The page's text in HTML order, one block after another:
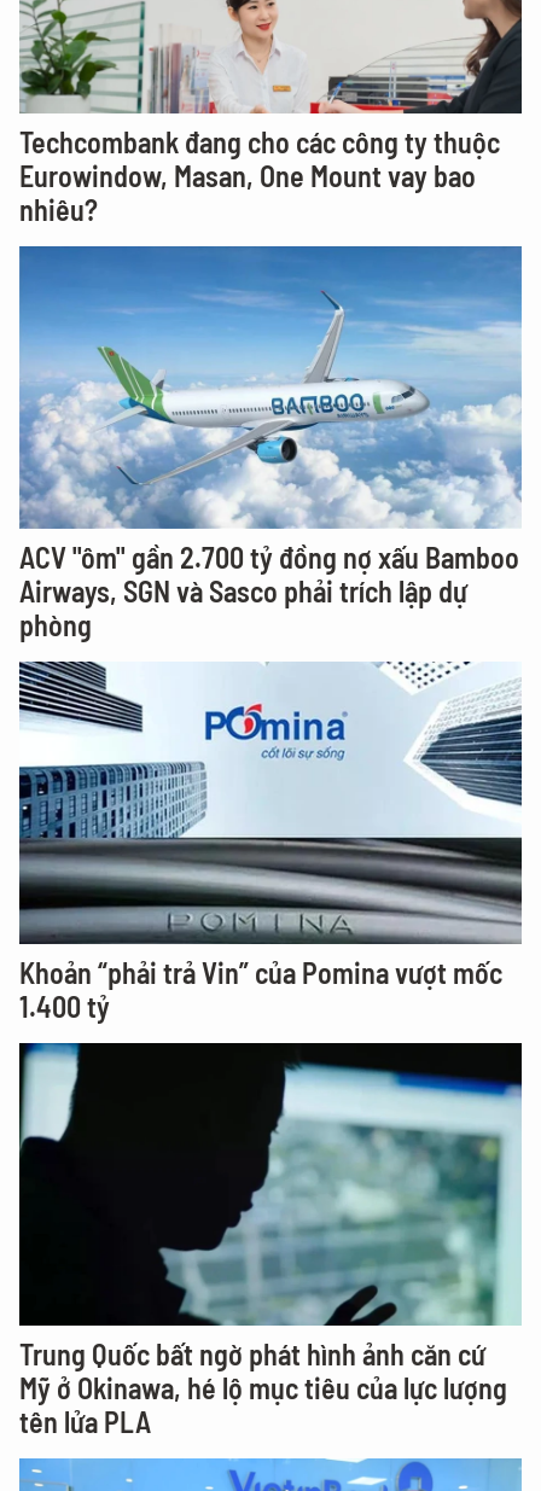
Techcombank đang cho các công ty thuộc
Eurowindow, Masan, One Mount vay bao
nhiêu?
ACV "ôm" gần 2.700 tỷ đồng nợ xấu Bamboo
Airways, SGN và Sasco phải trích lập dự
phòng
Khoản “phải trả Vin” của Pomina vượt mốc
1.400 tỷ
Trung Quốc bất ngờ phát hình ảnh căn cứ
Mỹ ở Okinawa, hé lộ mục tiêu của lực lượng
tên lửa PLA